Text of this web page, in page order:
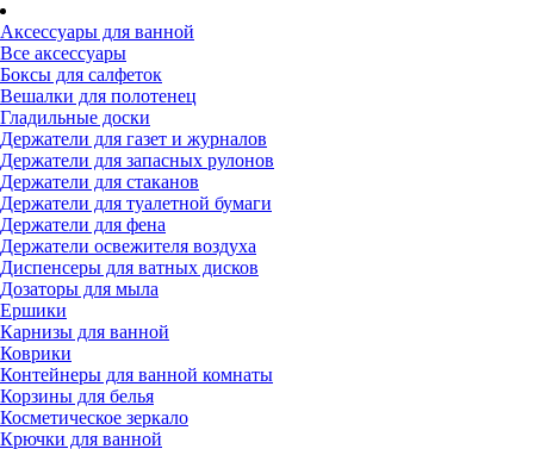
Аксессуары для ванной
Все аксессуары
Боксы для салфеток
Вешалки для полотенец
Гладильные доски
Держатели для газет и журналов
Держатели для запасных рулонов
Держатели для стаканов
Держатели для туалетной бумаги
Держатели для фена
Держатели освежителя воздуха
Диспенсеры для ватных дисков
Дозаторы для мыла
Ершики
Карнизы для ванной
Коврики
Контейнеры для ванной комнаты
Корзины для белья
Косметическое зеркало
Крючки для ванной